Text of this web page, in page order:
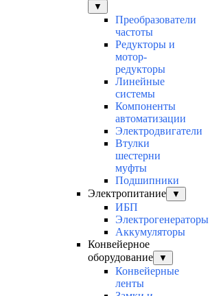
▼
Преобразователи
частоты
Редукторы и
мотор-
редукторы
Линейные
системы
Компоненты
автоматизации
Электродвигатели
Втулки
шестерни
муфты
Подшипники
Электропитание
▼
ИБП
Электрогенераторы
Аккумуляторы
Конвейерное
оборудование
▼
Конвейерные
ленты